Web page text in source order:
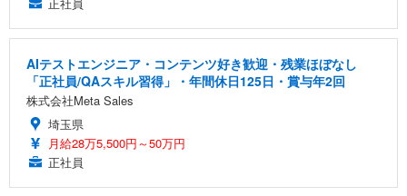
AIテストエンジニア・コンテンツ好き歓迎・残業ほぼなし
「正社員/QAスキル習得」・年間休日125日・賞与年2回
株式会社Meta Sales
埼玉県
月給28万5,500円～50万円
正社員